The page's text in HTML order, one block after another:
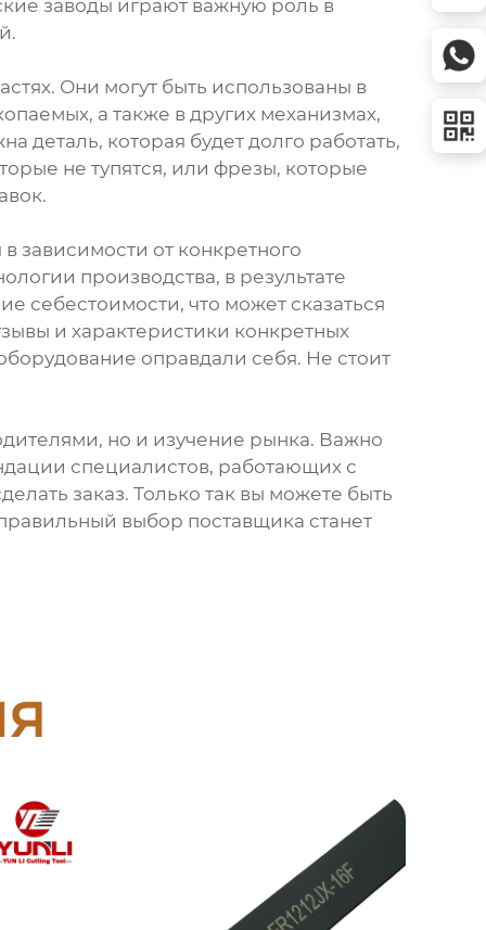
заводы играют важную роль в
Они могут быть использованы в
а также в других механизмах,
деталь, которая будет долго работать,
не тупятся, или фрезы, которые
зависимости от конкретного
производства, в результате
себестоимости, что может сказаться
и характеристики конкретных
оправдали себя. Не стоит
но и изучение рынка. Важно
специалистов, работающих с
заказ. Только так вы можете быть
выбор поставщика станет